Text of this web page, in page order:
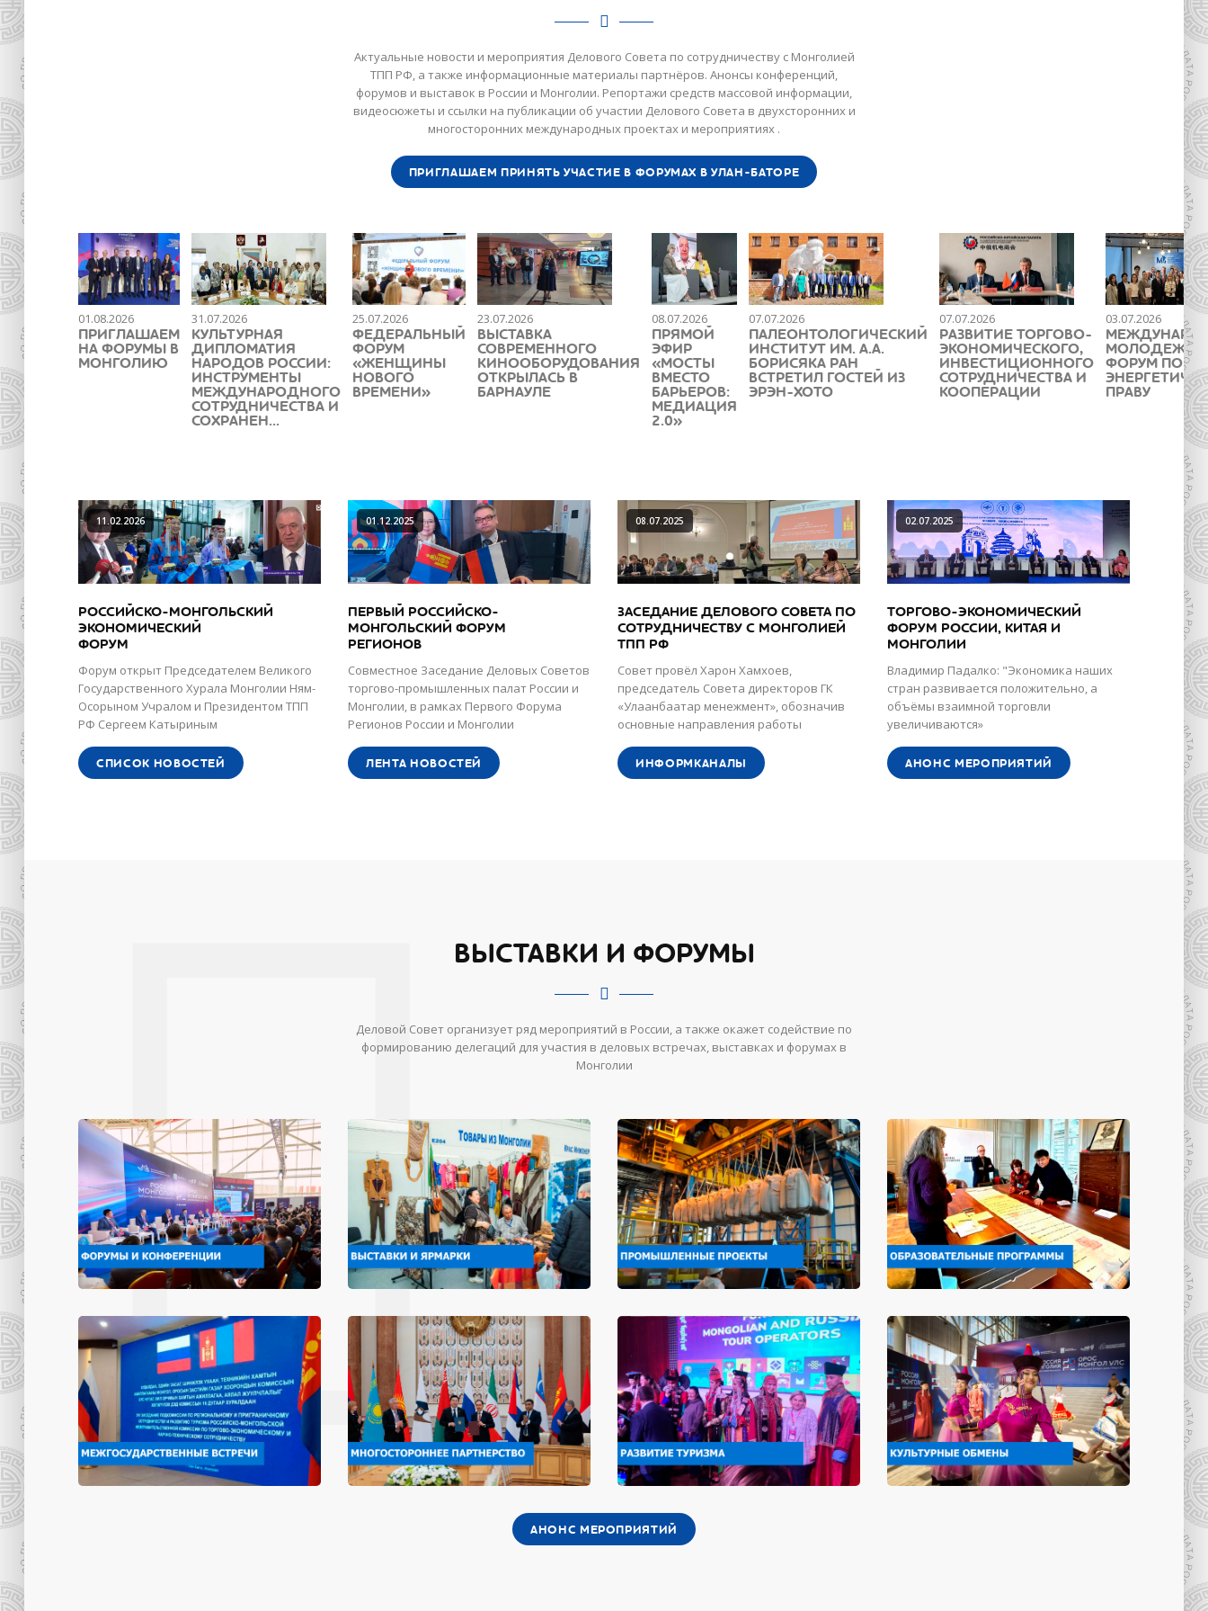
Актуальные новости и мероприятия Делового Совета по сотрудничеству с Монголией
ТПП РФ, а также информационные материалы партнёров. Анонсы конференций,
форумов и выставок в России и Монголии. Репортажи средств массовой информации,
видеосюжеты и ссылки на публикации об участии Делового Совета в двухсторонних и
многосторонних международных проектах и мероприятиях .
ПРИГЛАШАЕМ ПРИНЯТЬ УЧАСТИЕ В ФОРУМАХ В УЛАН-БАТОРЕ
01.08.2026
ПРИГЛАШАЕМ
НА ФОРУМЫ В
МОНГОЛИЮ
31.07.2026
КУЛЬТУРНАЯ
ДИПЛОМАТИЯ
НАРОДОВ РОССИИ:
ИНСТРУМЕНТЫ
МЕЖДУНАРОДНОГО
СОТРУДНИЧЕСТВА И
СОХРАНЕН...
25.07.2026
ФЕДЕРАЛЬНЫЙ
ФОРУМ
«ЖЕНЩИНЫ
НОВОГО
ВРЕМЕНИ»
23.07.2026
ВЫСТАВКА
СОВРЕМЕННОГО
КИНООБОРУДОВАНИЯ
ОТКРЫЛАСЬ В
БАРНАУЛЕ
08.07.2026
ПРЯМОЙ
ЭФИР
«МОСТЫ
ВМЕСТО
БАРЬЕРОВ:
МЕДИАЦИЯ
2.0»
07.07.2026
ПАЛЕОНТОЛОГИЧЕСКИЙ
ИНСТИТУТ ИМ. А.А.
БОРИСЯКА РАН
ВСТРЕТИЛ ГОСТЕЙ ИЗ
ЭРЭН-ХОТО
07.07.2026
РАЗВИТИЕ ТОРГОВО-
ЭКОНОМИЧЕСКОГО,
ИНВЕСТИЦИОННОГО
СОТРУДНИЧЕСТВА И
КООПЕРАЦИИ
03.07.2026
ФОРУМ ПО
ПРАВУ
11.02.2026
РОССИЙСКО-МОНГОЛЬСКИЙ
ЭКОНОМИЧЕСКИЙ
ФОРУМ
Форум открыт Председателем Великого
Государственного Хурала Монголии Ням-
Осорыном Учралом и Президентом ТПП
РФ Сергеем Катыриным
СПИСОК НОВОСТЕЙ
01.12.2025
ПЕРВЫЙ РОССИЙСКО-
МОНГОЛЬСКИЙ ФОРУМ
РЕГИОНОВ
Совместное Заседание Деловых Советов
торгово-промышленных палат России и
Монголии, в рамках Первого Форума
Регионов России и Монголии
ЛЕНТА НОВОСТЕЙ
08.07.2025
ЗАСЕДАНИЕ ДЕЛОВОГО СОВЕТА ПО
СОТРУДНИЧЕСТВУ С МОНГОЛИЕЙ
ТПП РФ
Совет провёл Харон Хамхоев,
председатель Совета директоров ГК
«Улаанбаатар менежмент», обозначив
основные направления работы
ИНФОРМКАНАЛЫ
02.07.2025
ТОРГОВО-ЭКОНОМИЧЕСКИЙ
ФОРУМ РОССИИ, КИТАЯ И
МОНГОЛИИ
Владимир Падалко: "Экономика наших
стран развивается положительно, а
объёмы взаимной торговли
увеличиваются»
АНОНС МЕРОПРИЯТИЙ
ВЫСТАВКИ И ФОРУМЫ
Деловой Совет организует ряд мероприятий в России, а также окажет содействие по
формированию делегаций для участия в деловых встречах, выставках и форумах в
Монголии
АНОНС МЕРОПРИЯТИЙ